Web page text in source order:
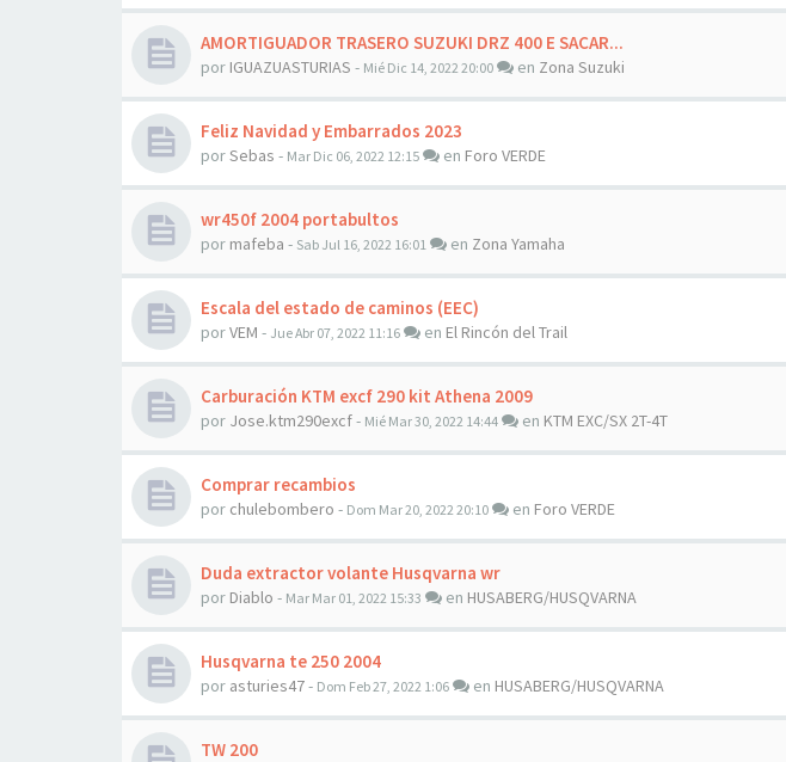
AMORTIGUADOR TRASERO SUZUKI DRZ 400 E SACAR...
por IGUAZUASTURIAS - Mié Dic 14, 2022 20:00 en Zona Suzuki
Feliz Navidad y Embarrados 2023
porSebas - Mar Dic 06, 2022 12:15 en Foro VERDE
wr450f 2004 portabultos
por mafeba - Sab Jul 16, 2022 16:01 en Zona Yamaha
Escala del estado de caminos (EEC)
porVEM - Jue Abr 07, 2022 11:16 en El Rincón del Trail
Carburación KTM excf 290 kit Athena 2009
por Jose.ktm290excf- Mié Mar 30, 2022 14:44 en KTM EXC/SX 2T-4T
Comprar recambios
por chulebombero - Dom Mar 20, 2022 20:10 en Foro VERDE
Duda extractor volante Husqvarna wr
por Diablo - Mar Mar 01, 2022 15:33 en HUSABERG/HUSQVARNA
Husqvarna te 250 2004
por asturies47- Dom Feb 27, 2022 1:06 en HUSABERG/HUSQVARNA
TW 200